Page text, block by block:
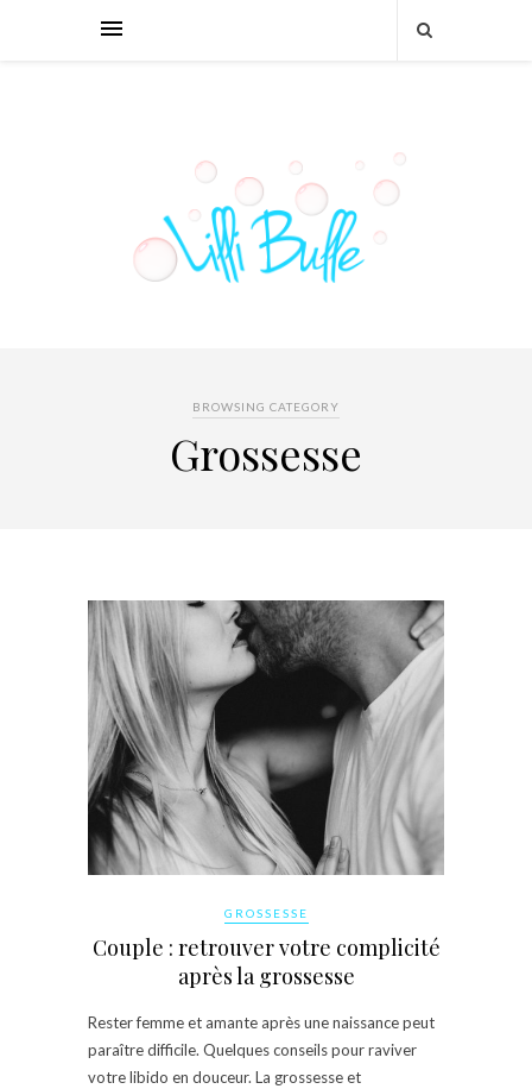
BROWSING CATEGORY
Grossesse
GROSSESSE
Couple : retrouver votre complicité
après la grossesse
Rester femme et amante après une naissance peut
paraître difficile. Quelques conseils pour raviver
votre libido en douceur. La grossesse et